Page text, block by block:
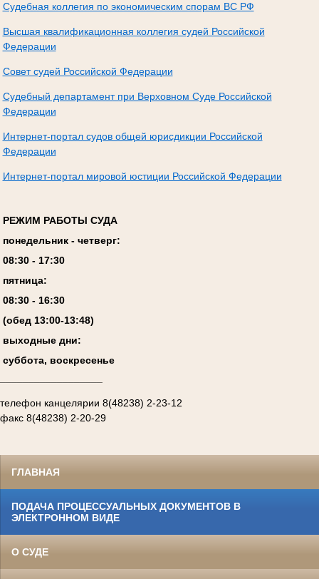
Судебная коллегия по экономическим спорам ВС РФ
Высшая квалификационная коллегия судей Российской
Федерации
Совет судей Российской Федерации
Судебный департамент при Верховном Суде Российской
Федерации
Интернет-портал судов общей юрисдикции Российской
Федерации
Интернет-портал мировой юстиции Российской Федерации
РЕЖИМ РАБОТЫ СУДА
понедельник - четверг:
08:30 - 17:30
пятница:
08:30 - 16:30
(обед 13:00-13:48)
выходные дни:
суббота, воскресенье
телефон канцелярии 8(48238) 2-23-12
факс 8(48238) 2-20-29
ГЛАВНАЯ
ПОДАЧА ПРОЦЕССУАЛЬНЫХ ДОКУМЕНТОВ В
ЭЛЕКТРОННОМ ВИДЕ
О СУДЕ